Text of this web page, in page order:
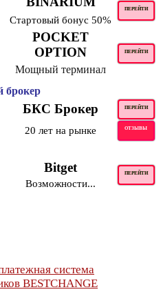
ПЕРЕЙТИ
Стартовый бонус 50%
POCKET
OPTION
ПЕРЕЙТИ
Мощный терминал
брокер
БКС Брокер ПЕРЕЙТИ
20 лет на рынке ОТЗЫВЫ
Bitget ПЕРЕЙТИ
Возможности...